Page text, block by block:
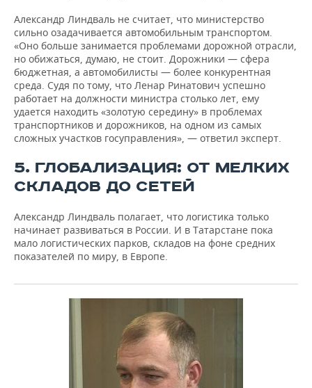
Александр Линдваль не считает, что министерство
сильно озадачивается автомобильным транспортом.
«Оно больше занимается проблемами дорожной отрасли,
но обижаться, думаю, не стоит. Дорожники — сфера
бюджетная, а автомобилисты — более конкурентная
среда. Судя по тому, что Ленар Ринатович успешно
работает на должности министра столько лет, ему
удается находить «золотую середину» в проблемах
транспортников и дорожников, на одном из самых
сложных участков госуправления», — ответил эксперт.
5. ГЛОБАЛИЗАЦИЯ: ОТ МЕЛКИХ
СКЛАДОВ ДО СЕТЕЙ
Александр Линдваль полагает, что логистика только
начинает развиваться в России. И в Татарстане пока
мало логистических парков, складов на фоне средних
показателей по миру, в Европе.